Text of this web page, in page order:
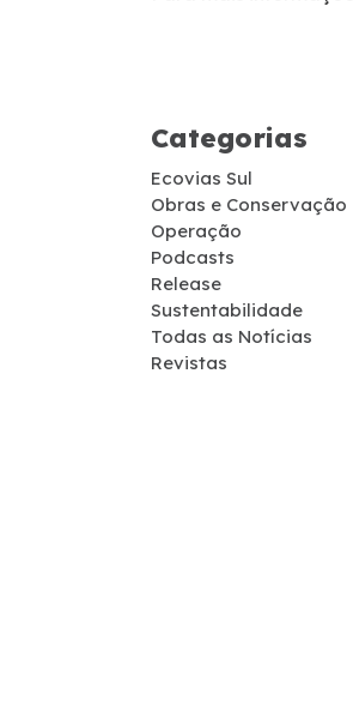
Telefone de Emergência
Cargas Especiais
Categorias
Ecovias Sul
Obras e Conservação
Operação
Podcasts
Release
Sustentabilidade
Todas as Notícias
Revistas